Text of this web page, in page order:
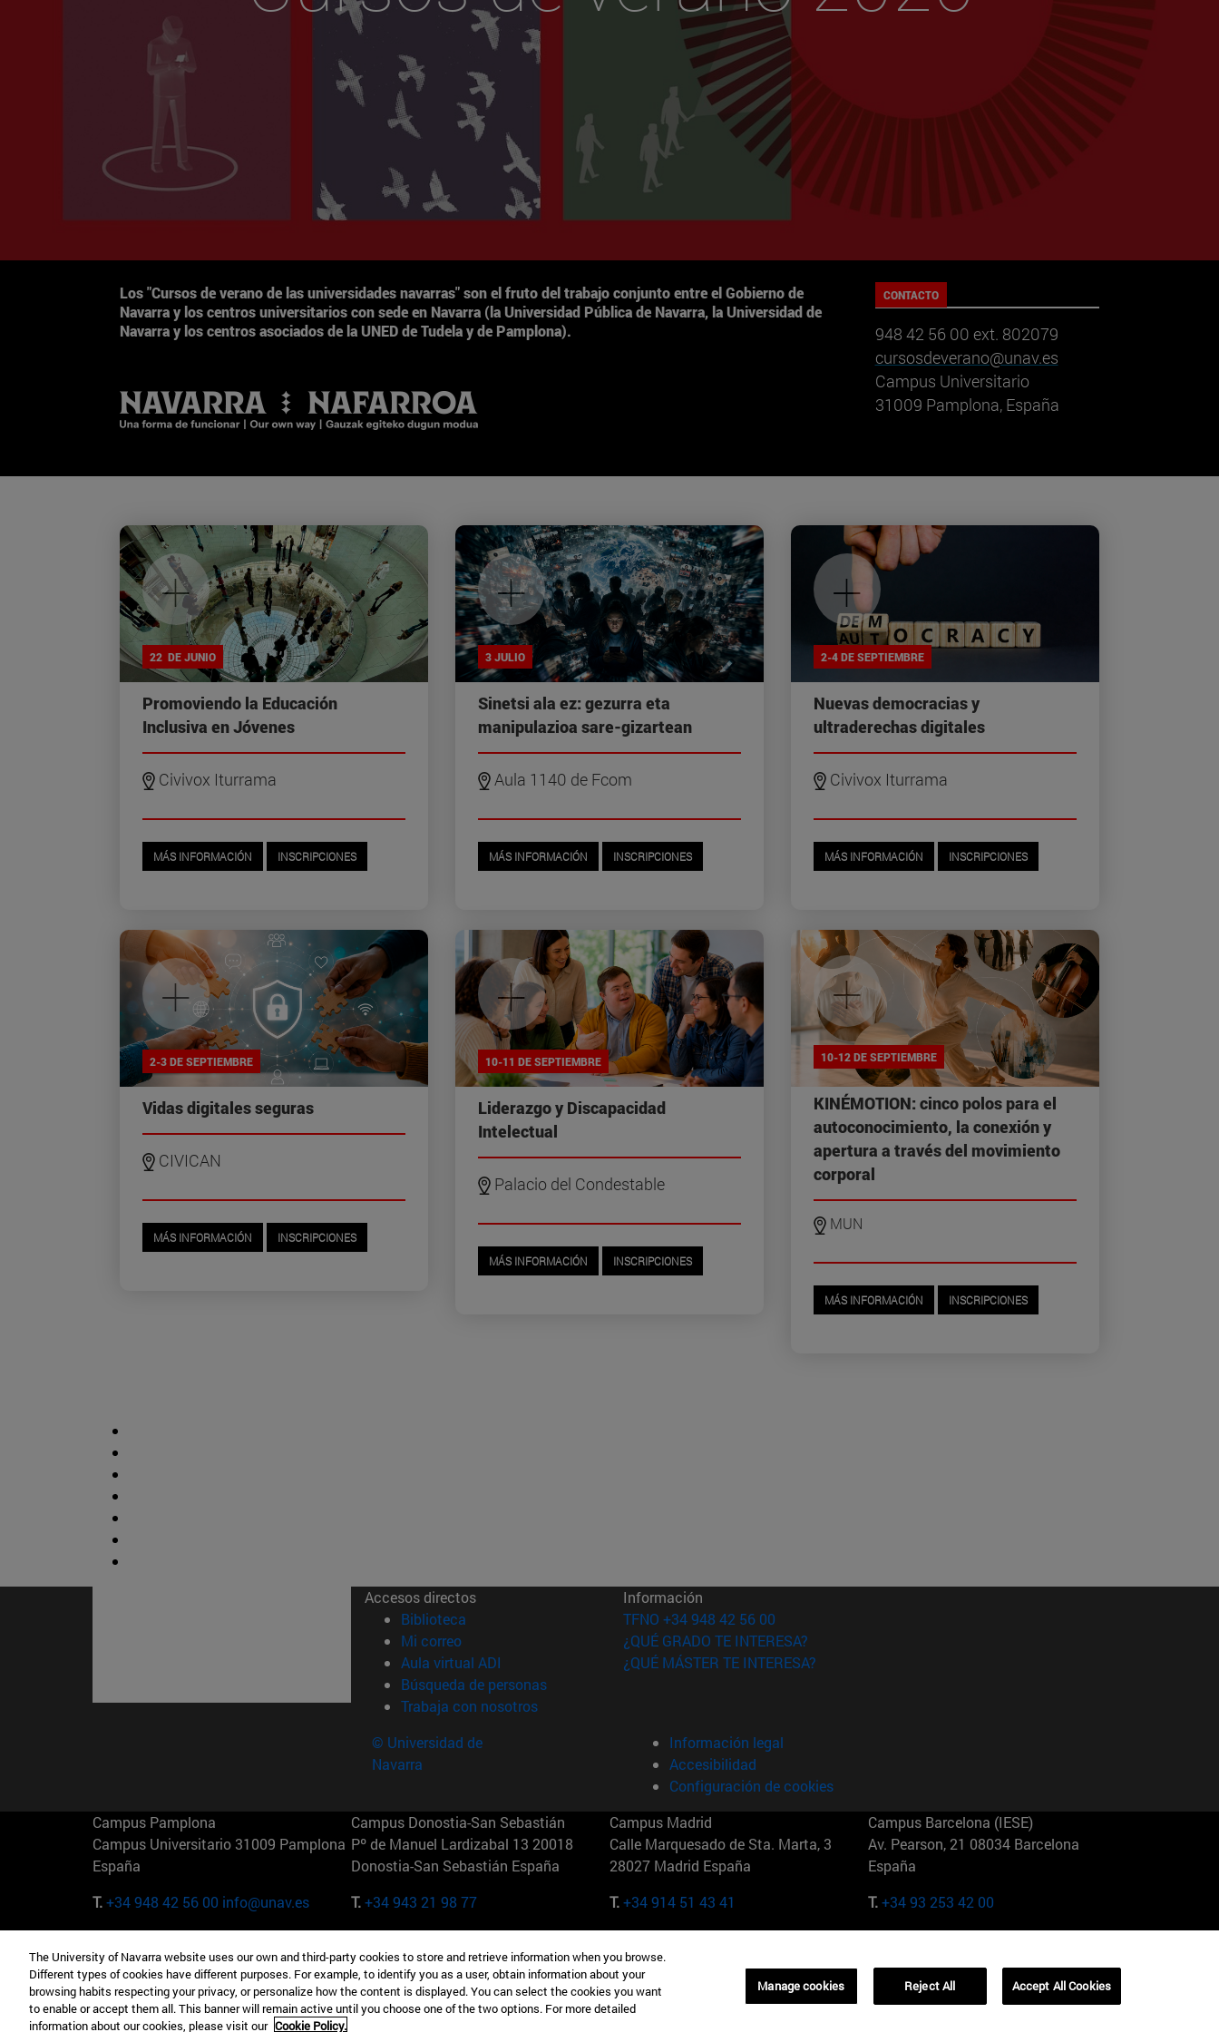
Los"Cursos de verano de las universidades navarras"son el fruto del trabajo conjunto entre el Gobierno de
Navarra y los centros universitarios con sede en Navarra (la Universidad Pública de Navarra, la Universidad de
Navarra y los centros asociados de la UNED de Tudela y de Pamplona).
CONTACTO
948 42 56 00 ext. 802079
cursosdeverano@unav.es
Campus Universitario
31009 Pamplona, España
+
22 DE JUNIO
Promoviendo la Educación
Inclusiva en Jóvenes
Civivox Iturrama
MÁS INFORMACIÓN INSCRIPCIONES
+
3 JULIO
Sinetsi ala ez: gezurra eta
manipulazioa sare-gizartean
Aula 1140 de Fcom
MÁS INFORMACIÓN INSCRIPCIONES
+
2-4 DE SEPTIEMBRE
Nuevas democracias y
ultraderechas digitales
Civivox Iturrama
MÁS INFORMACIÓN INSCRIPCIONES
+
2-3 DE SEPTIEMBRE
Vidas digitales seguras
CIVICAN
MÁS INFORMACIÓN INSCRIPCIONES
+
10-11 DE SEPTIEMBRE
Liderazgo y Discapacidad
Intelectual
Palacio del Condestable
MÁS INFORMACIÓN INSCRIPCIONES
+
10-12 DE SEPTIEMBRE
KINÉMOTION: cinco polos para el
autoconocimiento, la conexión y
apertura a través del movimiento
corporal
MUN
MÁS INFORMACIÓN INSCRIPCIONES
Accesos directos
Biblioteca (abre en nueva ventana)
Mi correo(abre en nueva ventana)
Aula virtual ADI (abre en nueva ventana)
Búsqueda de personas(abre en nueva ventana)
Trabaja con nosotros(abre en nueva ventana)
Información
TFNO +34 948 42 56 00
¿QUÉ GRADO TE INTERESA?
¿QUÉ MÁSTER TE INTERESA?
© Universidad de
Navarra
Información legal
Accesibilidad
Configuración de cookies
Campus Pamplona
Campus Universitario 31009 Pamplona
España
T.+34 948 42 56 00 info@unav.es
Campus Donostia-San Sebastián
Pº de Manuel Lardizabal 13 20018
Donostia-San Sebastián España
T.+34 943 21 98 77
Campus Madrid
Calle Marquesado de Sta. Marta, 3
28027 Madrid España
T.+34 914 51 43 41
Campus Barcelona (IESE)
Av. Pearson, 21 08034 Barcelona
España
T.+34 93 253 42 00
Camino del Cerro Águila 3 28023
Madrid España
T.+34 912 11 30 00
165 W 57th St 10019-2201 Nueva York
EE.UU
T.+1 646 346 8850
Maria-Theresia-Straße 15 81675
Múnich Alemania
T.+49 89 24209790
01321001 Bela Vista Brasil
The University of Navarra website uses our own and third-party cookies to store and retrieve information when you browse.
Different types of cookies have different purposes. For example, to identify you as a user, obtain information about your
browsing habits respecting your privacy, or personalize how the content is displayed. You can select the cookies you want
to enable or accept them all. This banner will remain active until you choose one of the two options. For more detailed
information about our cookies, please visit our Cookie Policy.
Manage cookies Reject All Accept All Cookies